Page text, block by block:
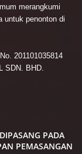
merangkumi
untuk penonton di
201101035814
SDN. BHD.
PADA
PEMASANGAN